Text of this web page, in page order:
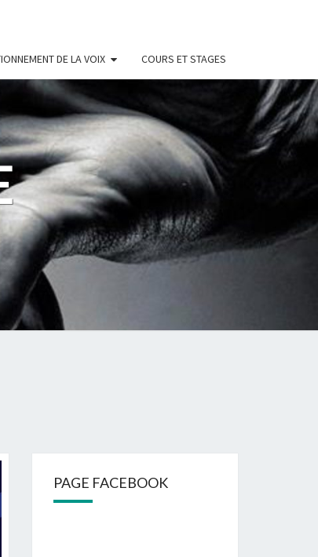
DE LA VOIX COURS ET STAGES
PAGE FACEBOOK